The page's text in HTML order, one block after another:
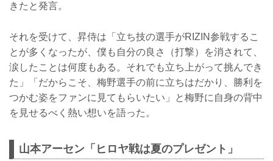
きたと発言。
それを受けて、昇侍は「立ち技の選手がRIZIN参戦するこ
とが多くなったが、僕も自分の良さ（打撃）を消されて、
涙したことは何度もある。それでも立ち上がって挑んでき
た」「だからこそ、梅野選手の前に立ちはだかり、勝利を
つかむ姿をファンに見てもらいたい」と梅野に自身の背中
を見せるべく熱い想いを語った。
山本アーセン「ヒロヤ戦は夏のプレゼント」